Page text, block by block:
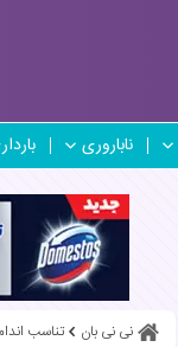
ناباروری
نی نی بان تناسب